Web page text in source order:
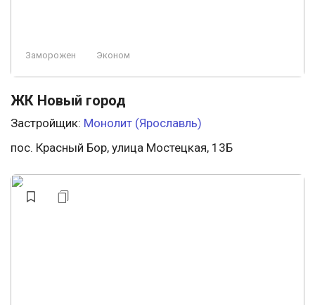
Заморожен Эконом
ЖК Новый город
Застройщик: Монолит (Ярославль)
пос. Красный Бор, улица Мостецкая, 13Б